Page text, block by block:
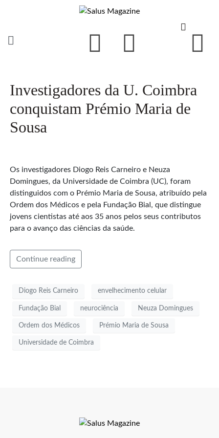
Investigadores da U. Coimbra
conquistam Prémio Maria de
Sousa
Os investigadores Diogo Reis Carneiro e Neuza
Domingues, da Universidade de Coimbra (UC), foram
distinguidos com o Prémio Maria de Sousa, atribuído pela
Ordem dos Médicos e pela Fundação Bial, que distingue
jovens cientistas até aos 35 anos pelos seus contributos
para o avanço das ciências da saúde.
Continue reading
Diogo Reis Carneiro envelhecimento celular
Fundação Bial neurociência Neuza Domingues
Ordem dos Médicos Prémio Maria de Sousa
Universidade de Coimbra